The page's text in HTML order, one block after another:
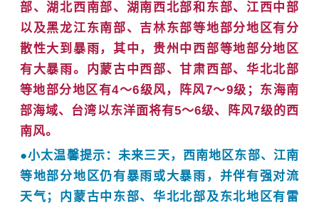
部、湖北西南部、湖南西北部和东部、江西中部
以及黑龙江东南部、吉林东部等地部分地区有分
散性大到暴雨，其中，贵州中西部等地部分地区
有大暴雨。内蒙古中西部、甘肃西部、华北北部
等地部分地区有4～6级风，阵风7～9级；东海南
部海域、台湾以东洋面将有5～6级、阵风7级的西
南风。
●小太温馨提示：未来三天，西南地区东部、江南
等地部分地区仍有暴雨或大暴雨，并伴有强对流
天气；内蒙古中东部、华北北部及东北地区有雷